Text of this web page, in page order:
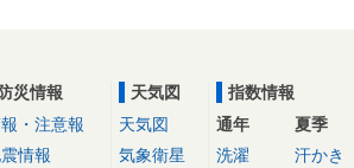
防災情報
・注意報
情報
天気図
天気図
気象衛星
指数情報
通年
洗濯
夏季
汗かき